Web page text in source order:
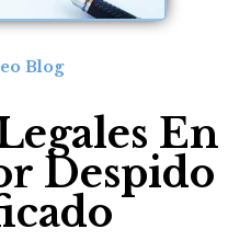
Blog
En
Despido